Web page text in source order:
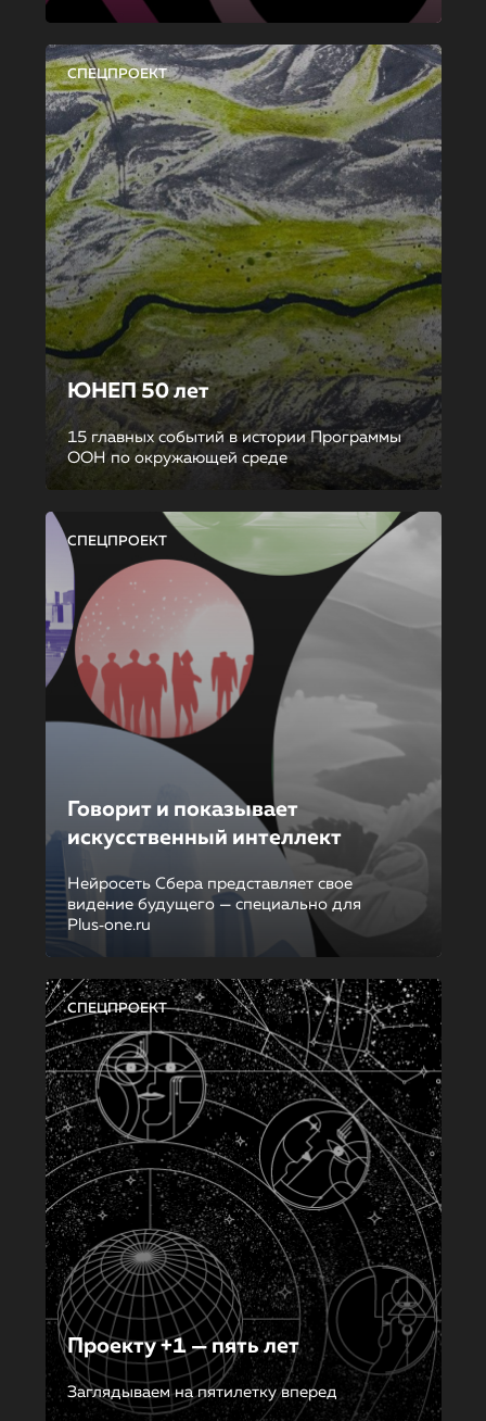
СПЕЦПРОЕКТ
ЮНЕП 50 лет
15 главных событий в истории Программы
ООН по окружающей среде
СПЕЦПРОЕКТ
Говорит и показывает
искусственный интеллект
Нейросеть Сбера представляет свое
видение будущего — специально для
Plus‑one.ru
СПЕЦПРОЕКТ
Проекту +1 — пять лет
Заглядываем на пятилетку вперед